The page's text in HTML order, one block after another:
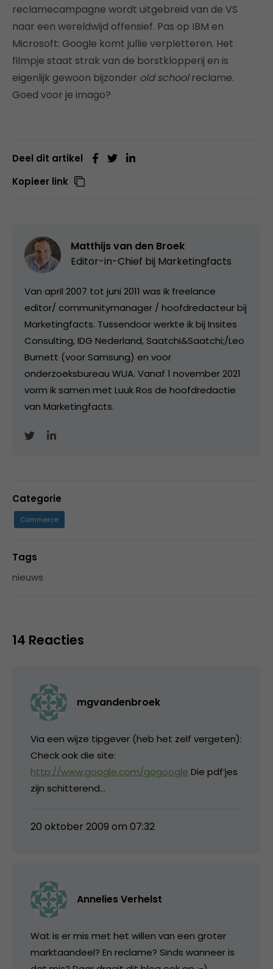
reclamecampagne wordt uitgebreid van de VS
naar een wereldwijd offensief. Pas op IBM en
Microsoft: Google komt jullie verpletteren. Het
filmpje staat strak van de borstklopperij en is
eigenlijk gewoon bijzonder old schoolreclame.
Goed voor je imago?
Deel dit artikel
Kopieer link
Matthijs van den Broek
Editor-in-Chief bij Marketingfacts
Van april 2007 tot juni 2011 was ik freelance
editor/ communitymanager / hoofdredacteur bij
Marketingfacts. Tussendoor werkte ik bij Insites
Consulting, IDG Nederland, Saatchi&Saatchi;/Leo
Burnett (voor Samsung) en voor
onderzoeksbureau WUA. Vanaf 1 november 2021
vorm ik samen met Luuk Ros de hoofdredactie
van Marketingfacts.
Categorie
Commerce
Tags
nieuws
14 Reacties
mgvandenbroek
Via een wijze tipgever (heb het zelf vergeten):
Check ook die site:
http://www.google.com/gogoogle Die pdf’jes
zijn schitterend…
20 oktober 2009 om 07:32
Annelies Verhelst
Wat is er mis met het willen van een groter
marktaandeel? En reclame? Sinds wanneer is